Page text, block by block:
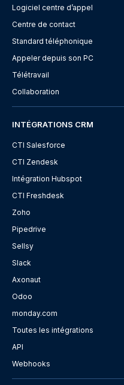
Logiciel centre d’appel
Centre de contact
Standard téléphonique
Appeler depuis son PC
Télétravail
Collaboration
INTÉGRATIONS CRM
CTI Salesforce
CTI Zendesk
Intégration Hubspot
CTI Freshdesk
Zoho
Pipedrive
Sellsy
Slack
Axonaut
Odoo
monday.com
Toutes les intégrations
API
Webhooks